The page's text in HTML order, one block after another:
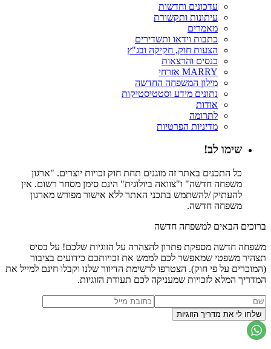
עדכונים וחדשות
עיתונות ותקשורת
מאמרים
כתבות וידאו ותשדירים
הצעות חוק, חקיקה ובג"ץ
כנסים והרצאות
MARRY אזרחי
מילון המשפחה החדשה
נתונים מידע וסטטיסטיקות
אודות
לתרומה
מדיניות הפרטיות
שימו לב!
כל התכנים באתר זה מוגנים תחת חוק זכויות יוצרים. "ארגון
משפחה חדשה" ו"צוואה ביולוגית" הינם סימן מסחר רשום. אין
להעתיק /להשתמש בתכני האתר ללא אישור מפורש מארגון
משפחה חדשה.
ברוכים הבאים למשפחה חדשה
משפחה חדשה מספקת פתרון להצהרה על הזוגיות שלכם! על בסיס
תצהיר משפטי שמאפשר לכם לממש את זכויותכם כידועים בציבור
(המוכרים על פי חוק). הצטרפו לרשימת הדיוור שלנו וקבלו חינם למייל את
המדריך המלא לזכויות שמעניקה לכם תעודת הזוגיות.